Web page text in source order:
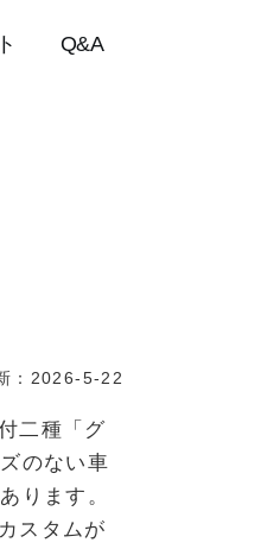
Q&A
：2026-5-22
二種「グ
のない車
ります。
スタムが